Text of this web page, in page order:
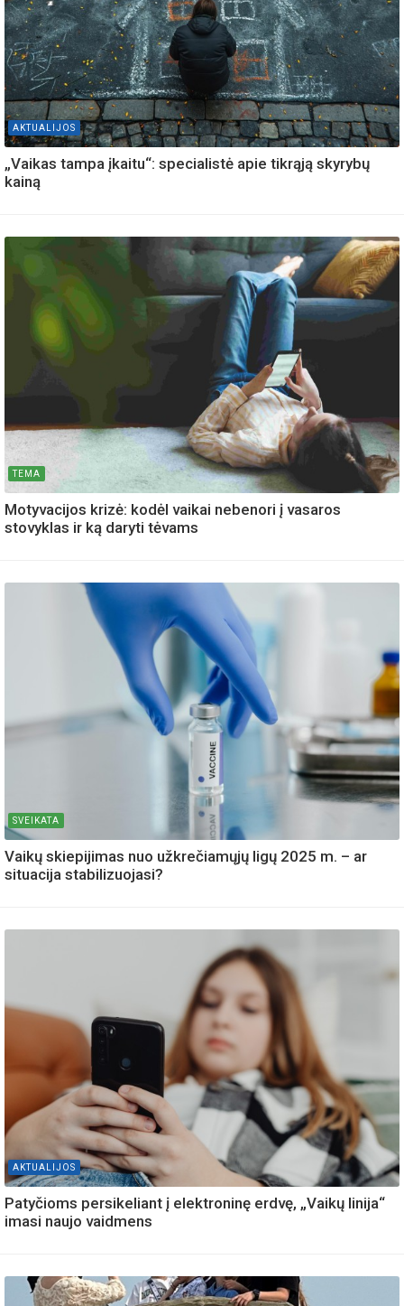
AKTUALIJOS
„Vaikas tampa įkaitu“: specialistė apie tikrąją skyrybų
kainą
TEMA
Motyvacijos krizė: kodėl vaikai nebenori į vasaros
stovyklas ir ką daryti tėvams
SVEIKATA
Vaikų skiepijimas nuo užkrečiamųjų ligų 2025 m. – ar
situacija stabilizuojasi?
AKTUALIJOS
Patyčioms persikeliant į elektroninę erdvę, „Vaikų linija“
imasi naujo vaidmens